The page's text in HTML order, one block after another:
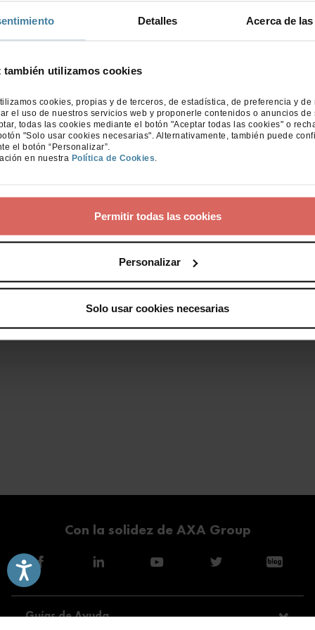
Detalles Acerca de
también utilizamos cookies
cookies, propias y de terceros, de estadística, de preferencia y de
el uso de nuestros servicios web y proponerle contenidos o anuncios de
todas las cookies mediante el botón "Aceptar todas las cookies" o
"Solo usar cookies necesarias". Alternativamente, también puede
el botón “Personalizar”.
en nuestra Política de Cookies
Permitir todas las cookies
Personalizar
Solo usar cookies necesarias
Accesibilidad
Leer más
Con la solidez de AXA Group
Guías de Ayuda